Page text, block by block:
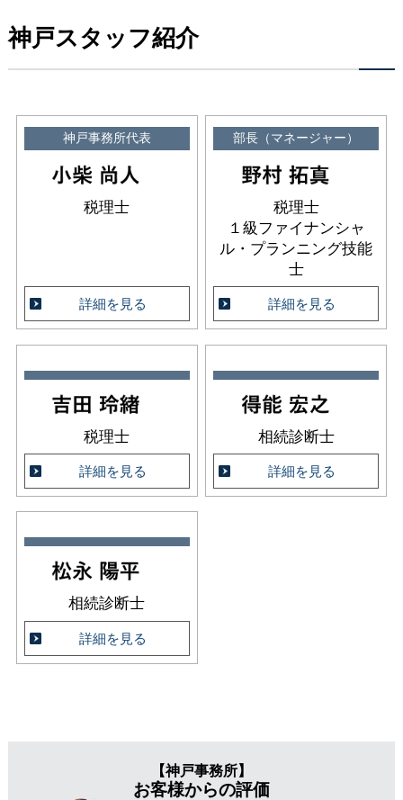
神戸スタッフ紹介
神戸事務所代表
税理士
詳細を見る
部長（マネージャー）
税理士
１級ファイナンシャ
ル・プランニング技能
士
詳細を見る
税理士
詳細を見る
相続診断士
詳細を見る
相続診断士
詳細を見る
【神戸事務所】
お客様からの評価